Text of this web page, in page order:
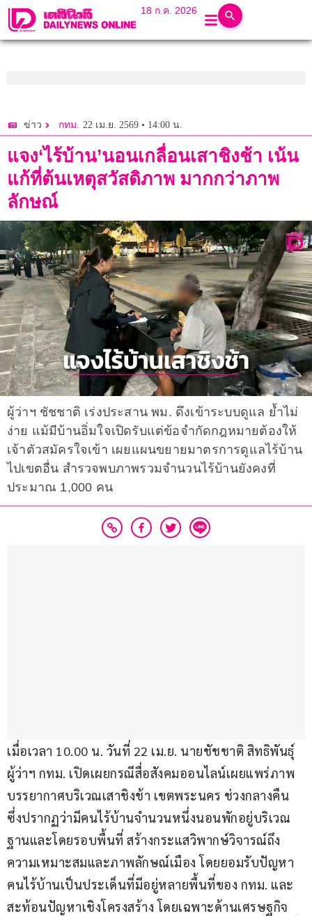
18 ก.ค. 2026
ข่าว กทม. 22 เม.ย. 2569 • 14:00 น.
แจง‘ไร้บ้าน’นอนเกลื่อนเสาชิงช้า เน้น
แก้ที่ต้นเหตุสวัสดิภาพ มากกว่าภาพ
ลักษณ์
ผู้ว่าฯ ชัชชาติ เร่งประสาน พม. ดึงเข้าระบบดูแล ย้ำไม่
ง่าย แม้มีบ้านอิ่มใจเปิดรับแต่ข้อจำกัดกฎหมายต้องให้
เจ้าตัวสมัครใจเข้า เผยแผนขยายมาตรการดูแลไร้บ้าน
ไปเขตอื่น สำรวจพบภาพรวมจำนวนไร้บ้านยังคงที่
ประมาณ 1,000 คน
เมื่อเวลา 10.00 น. วันที่ 22 เม.ย. นายชัชชาติ สิทธิพันธุ์
ผู้ว่าฯ กทม. เปิดเผยกรณีสื่อสังคมออนไลน์เผยแพร่ภาพ
บรรยากาศบริเวณเสาชิงช้า เขตพระนคร ช่วงกลางคืน
ซึ่งปรากฏว่ามีคนไร้บ้านจำนวนหนึ่งนอนพักอยู่บริเวณ
ฐานและโดยรอบพื้นที่ สร้างกระแสวิพากษ์วิจารณ์ถึง
ความเหมาะสมและภาพลักษณ์เมือง โดยยอมรับปัญหา
คนไร้บ้านเป็นประเด็นที่มีอยู่หลายพื้นที่ของ กทม. และ
สะท้อนปัญหาเชิงโครงสร้าง โดยเฉพาะด้านเศรษฐกิจ